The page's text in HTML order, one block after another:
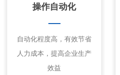
操作自动化
自动化程度高，有效节省
人力成本，提高企业生产
效益